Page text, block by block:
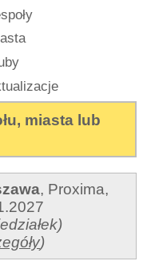
miasta lub
, Proxima,
)